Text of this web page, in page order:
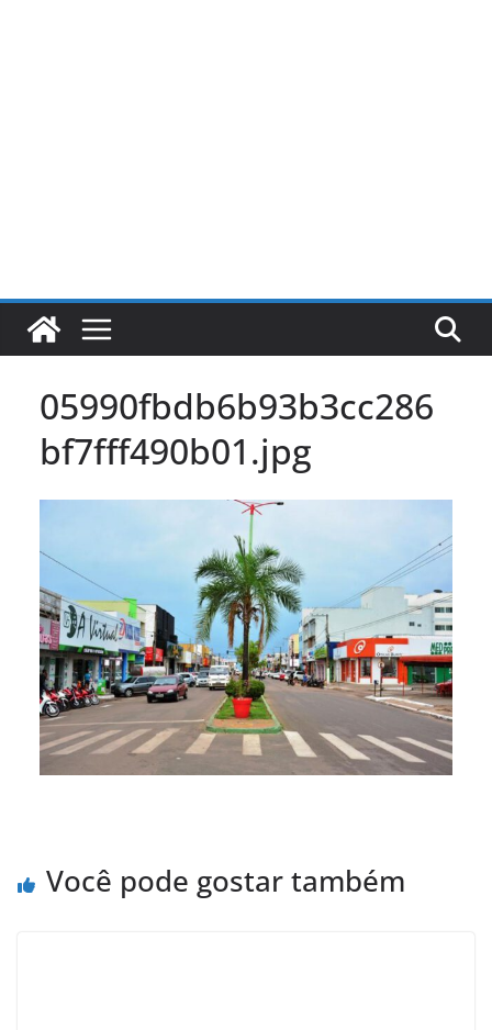
05990fbdb6b93b3cc286
bf7fff490b01.jpg
Você pode gostar também